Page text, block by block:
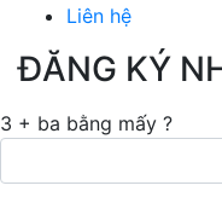
Liên hệ
ĐĂNG KÝ
3 + ba bằng mấy ?